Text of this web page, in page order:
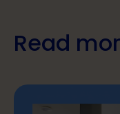
Read